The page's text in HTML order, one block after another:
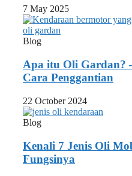
7 May 2025
Blog
Apa itu Oli Gardan?
Cara Penggantian
22 October 2024
Blog
Kenali 7 Jenis Oli
Fungsinya